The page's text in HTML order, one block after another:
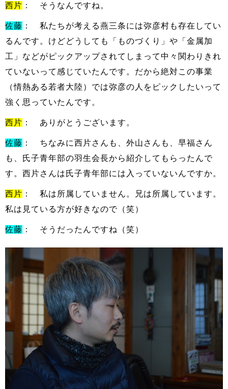
西片 ： そうなんですね。
佐藤 ： 私たちが考える燕三条には弥彦村も存在してい
るんです。けどどうしても「ものづくり」や「金属加
工」などがピックアップされてしまって中々関わりきれ
ていないって感じていたんです。だから絶対この事業
（情熱ある若者大陸）では弥彦の人をピックしたいって
強く思っていたんです。
西片 ： ありがとうございます。
佐藤 ： ちなみに西片さんも、外山さんも、早福さん
も、氏子青年部の羽生会長から紹介してもらったんで
す。西片さんは氏子青年部には入っていないんですか。
西片 ： 私は所属していません。兄は所属しています。
私は見ている方が好きなので（笑）
佐藤 ： そうだったんですね（笑）